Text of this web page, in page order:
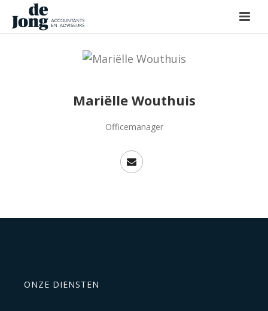
Mariëlle Wouthuis
Officemanager
ONZE DIENSTEN